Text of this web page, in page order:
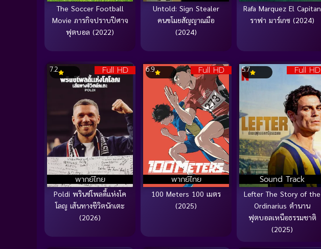
The Soccer Football
Movie ภารกิจปราบปีศาจ
ฟุตบอล (2022)
Untold: Sign Stealer
คนขโมยสัญญาณมือ
(2024)
Rafa Marquez El Capitan
ราฟา มาร์เกซ (2024)
Full HD
พากย์ไทย
7.2
Poldi พรินซ์โพลดี้แห่งโค
โลญ เส้นทางชีวิตนักเตะ
(2026)
Full HD
พากย์ไทย
6.9
100 Meters 100 เมตร
(2025)
Full HD
Sound Track
5.7
Lefter The Story of the
Ordinarius ตำนาน
ฟุตบอลเหนือธรรมชาติ
(2025)